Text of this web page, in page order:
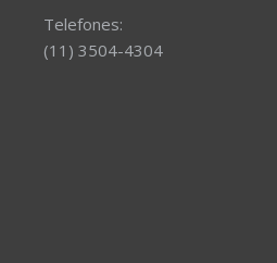
Telefones:
(11) 3504-4304